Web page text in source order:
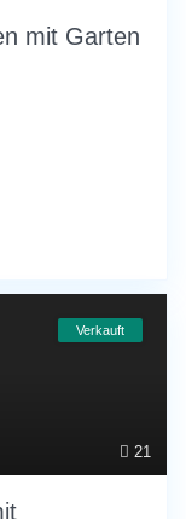
mit Garten
21
Verkauft